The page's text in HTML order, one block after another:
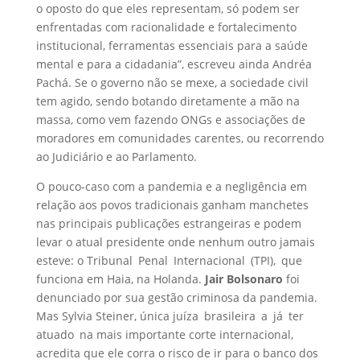
o oposto do que eles representam, só podem ser
enfrentadas com racionalidade e fortalecimento
institucional, ferramentas essenciais para a saúde
mental e para a cidadania”, escreveu ainda Andréa
Pachá. Se o governo não se mexe, a sociedade civil
tem agido, sendo botando diretamente a mão na
massa, como vem fazendo ONGs e associações de
moradores em comunidades carentes, ou recorrendo
ao Judiciário e ao Parlamento.
O pouco-caso com a pandemia e a negligência em
relação aos povos tradicionais ganham manchetes
nas principais publicações estrangeiras e podem
levar o atual presidente onde nenhum outro jamais
esteve: o Tribunal Penal Internacional (TPI), que
funciona em Haia, na Holanda. Jair Bolsonaro foi
denunciado por sua gestão criminosa da pandemia.
Mas Sylvia Steiner, única juíza brasileira a já ter
atuado na mais importante corte internacional,
acredita que ele corra o risco de ir para o banco dos